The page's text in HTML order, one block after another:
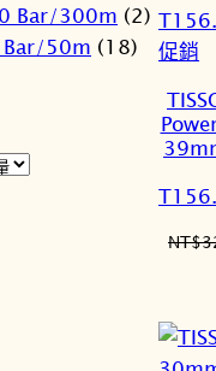
Bar/300m (2)
50m (18) 促銷
NT$